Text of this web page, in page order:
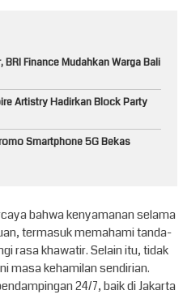
Finance Mudahkan Warga Bali
Artistry Hadirkan Block Party
Smartphone 5G Bekas
bahwa kenyamanan selama
termasuk memahami tanda-
rasa khawatir. Selain itu, tidak
masa kehamilan sendirian.
24/7, baik di Jakarta